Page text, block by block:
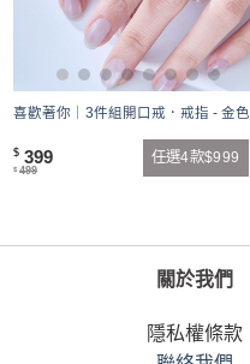
喜歡著你｜3件組開口戒．戒指 - 金色
$ 399
$ 499
任選4款$999
關於我們
隱私權條款